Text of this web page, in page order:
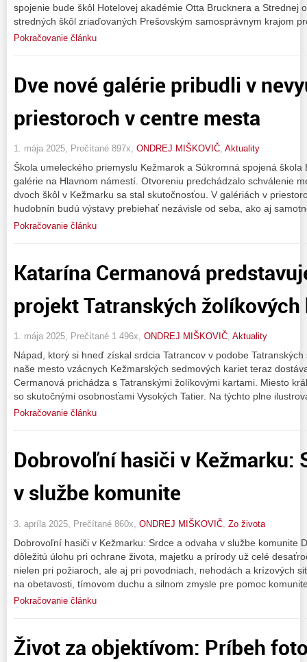
spojenie bude škôl Hotelovej akadémie Otta Brucknera a Strednej
stredných škôl zriaďovaných Prešovským samosprávnym krajom
Pokračovanie článku
Dve nové galérie pribudli v
priestoroch v centre mesta
1. mája 2025, Prečítané 897x, ONDREJ MIŠKOVIČ, Aktuality
Škola umeleckého priemyslu Kežmarok a Súkromná spojená
galérie na Hlavnom námestí. Otvoreniu predchádzalo schválenie
dvoch škôl v Kežmarku sa stal skutočnosťou. V galériách v
hudobnín budú výstavy prebiehať nezávisle od seba, ako aj
Pokračovanie článku
Katarína Cermanová
projekt Tatranských žolíkových
1. mája 2025, Prečítané 1 496x, ONDREJ MIŠKOVIČ, Aktuality
Nápad, ktorý si hneď získal srdcia Tatrancov v podobe
naše mesto vzácnych Kežmarských sedmových kariet teraz
Cermanová prichádza s Tatranskými žolíkovými kartami. Miesto
so skutočnými osobnosťami Vysokých Tatier. Na týchto plne
Pokračovanie článku
Dobrovoľní hasiči v Kežmarku:
v službe komunite
3. apríla 2025, Prečítané 860x, ONDREJ MIŠKOVIČ Zo života
Dobrovoľní hasiči v Kežmarku: Srdce a odvaha v službe komunite
dôležitú úlohu pri ochrane života, majetku a prírody už celé
nielen pri požiaroch, ale aj pri povodniach, nehodách a krízových
na obetavosti, tímovom duchu a silnom zmysle pre pomoc
Pokračovanie článku
Život za objektívom: Príbeh